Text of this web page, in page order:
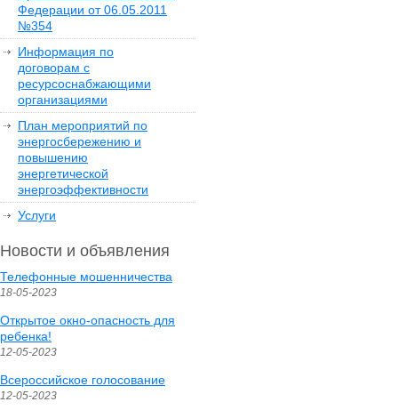
Федерации от 06.05.2011
№354
Информация по
договорам с
ресурсоснабжающими
организациями
План мероприятий по
энергосбережению и
повышению
энергетической
энергоэффективности
Услуги
Новости и объявления
Телефонные мошенничества
18-05-2023
Открытое окно-опасность для
ребенка!
12-05-2023
Всероссийское голосование
12-05-2023